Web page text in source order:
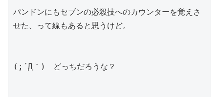
パンドンにもセブンの必殺技へのカウンターを覚えさ
せた、って線もあると思うけど。
(;´Д｀)　どっちだろうな？